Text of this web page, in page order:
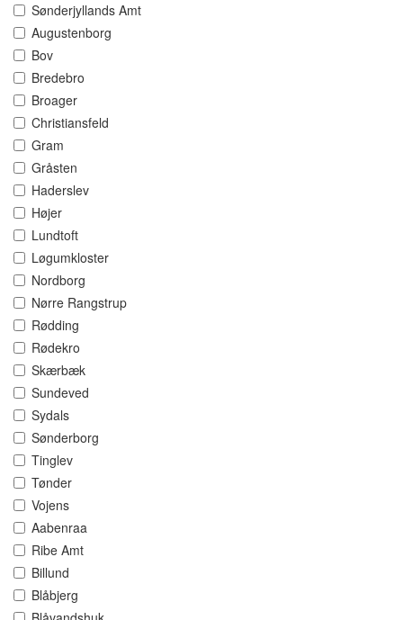
Sønderjyllands Amt
Augustenborg
Bov
Bredebro
Broager
Christiansfeld
Gram
Gråsten
Haderslev
Højer
Lundtoft
Løgumkloster
Nordborg
Nørre Rangstrup
Rødding
Rødekro
Skærbæk
Sundeved
Sydals
Sønderborg
Tinglev
Tønder
Vojens
Aabenraa
Ribe Amt
Billund
Blåbjerg